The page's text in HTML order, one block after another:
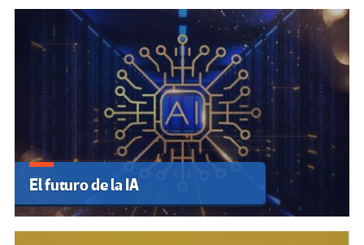
El futuro de la IA